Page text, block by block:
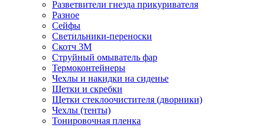
Разветвители гнезда прикуривателя
Разное
Сейфы
Светильники-переноски
Скотч 3М
Струйный омыватель фар
Термоконтейнеры
Чехлы и накидки на сиденье
Щетки и скребки
Щетки стеклоочистителя (дворники)
Чехлы (тенты)
Тонировочная пленка